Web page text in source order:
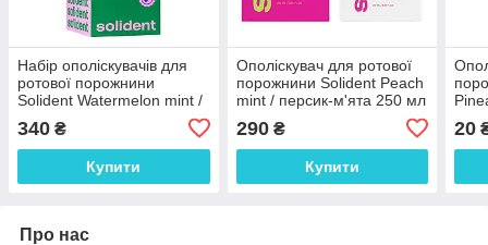
Набір ополіскувачів для
ротової порожнини
Solident Watermelon mint /
340 ₴
Купити
Ополіскувач для ротової
порожнини Solident Peach
mint / персик-м'ята 250 мл
290₴
Купити
20
Про нас